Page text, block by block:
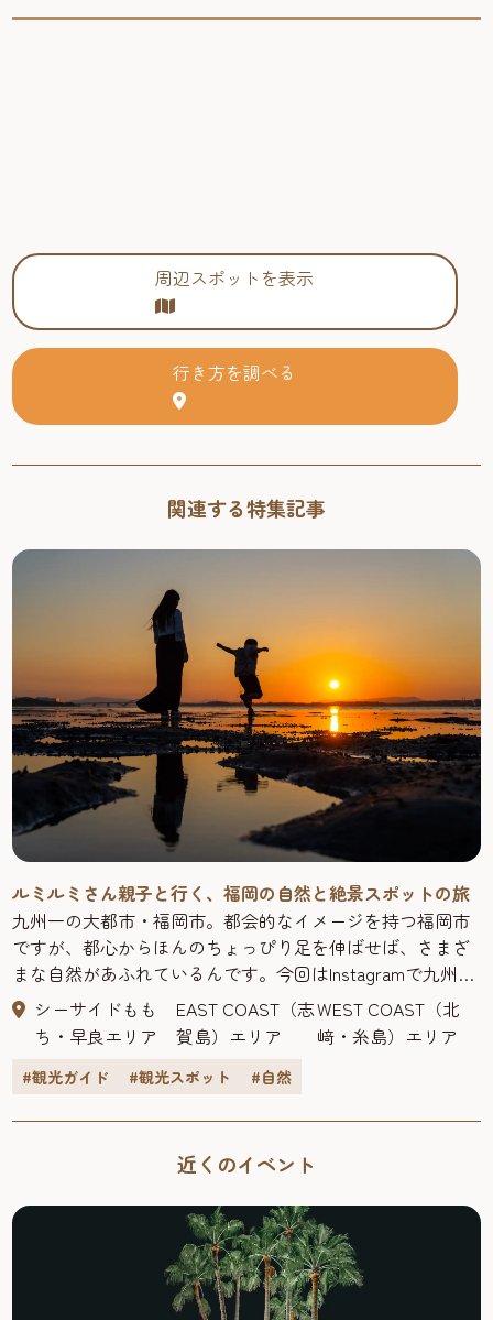
周辺スポットを表示
行き方を調べる
関連する特集記事
ルミルミさん親子と行く、福岡の自然と絶景スポットの旅
九州一の大都市・福岡市。都会的なイメージを持つ福岡市
ですが、都心からほんのちょっぴり足を伸ばせば、さまざ
まな自然があふれているんです。今回はInstagramで九州の
おでかけ情報を発信しているルミルミさん親子と一緒に、
福岡市内にある自然と絶景スポットを巡ってきましたよ。
>>ルミルミさんの旅行記はこちら ルミルミ年間50泊する30
代ママ。「30秒で決まる!!週末のおでかけ」をコンセプト
人を超える。（インスタ：@rumirumidayo）
シーサイドもも
ち・早良エリア
EAST COAST（志
賀島）エリア
WEST COAST（北
﨑・糸島）エリア
#観光ガイド #観光スポット #自然
近くのイベント